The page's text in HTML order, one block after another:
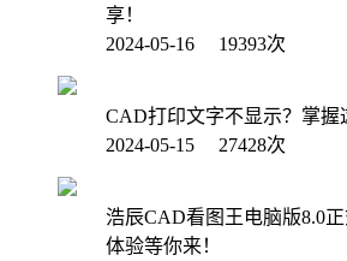
享！
2024-05-16 19393次
CAD打印文字不显示？掌握
2024-05-15 27428次
浩辰CAD看图王电脑版8.0
体验等你来！